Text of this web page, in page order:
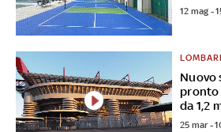
12 mag -
Nuovo
pronto
da 1,2
25 mar -